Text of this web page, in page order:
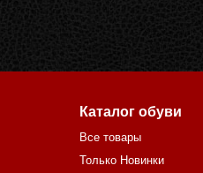
Каталог обуви
Все товары
Только Новинки